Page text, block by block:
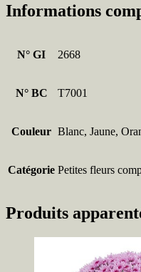
Informations
N° GI 2668
N° BC T7001
Couleur Blanc, Jaune,
Catégorie Petites fleurs
Produits